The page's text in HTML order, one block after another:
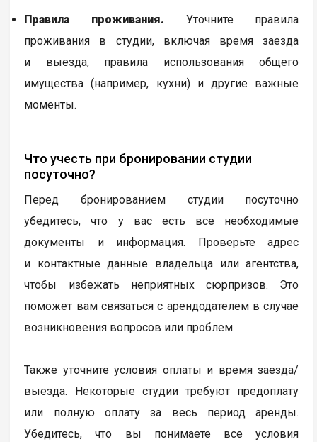
Правила проживания. Уточните правила
проживания в студии, включая время заезда
и выезда, правила использования общего
имущества (например, кухни) и другие важные
моменты.
Что учесть при бронировании студии
посуточно?
Перед бронированием студии посуточно
убедитесь, что у вас есть все необходимые
документы и информация. Проверьте адрес
и контактные данные владельца или агентства,
чтобы избежать неприятных сюрпризов. Это
поможет вам связаться с арендодателем в случае
возникновения вопросов или проблем.
Также уточните условия оплаты и время заезда/
выезда. Некоторые студии требуют предоплату
или полную оплату за весь период аренды.
Убедитесь, что вы понимаете все условия